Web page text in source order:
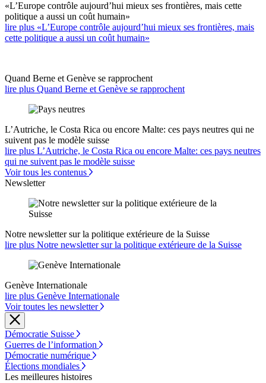
«L’Europe contrôle aujourd’hui mieux ses frontières, mais cette
politique a aussi un coût humain»
lire plus «L’Europe contrôle aujourd’hui mieux ses frontières, mais
cette politique a aussi un coût humain»
Quand Berne et Genève se rapprochent
lire plus Quand Berne et Genève se rapprochent
L’Autriche, le Costa Rica ou encore Malte: ces pays neutres qui ne
suivent pas le modèle suisse
lire plus L’Autriche, le Costa Rica ou encore Malte: ces pays neutres
qui ne suivent pas le modèle suisse
Voir tous les contenus
Newsletter
Notre newsletter sur la politique extérieure de la Suisse
lire plus Notre newsletter sur la politique extérieure de la Suisse
Genève Internationale
lire plus Genève Internationale
Voir toutes les newsletter
Démocratie Suisse
Guerres de l’information
Démocratie numérique
Élections mondiales
Les meilleures histoires